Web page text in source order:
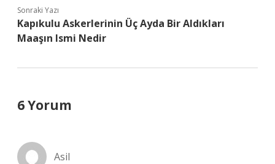
Sonraki Yazı
Kapıkulu Askerlerinin Üç Ayda Bir Aldıkları
Maaşın Ismi Nedir
6 Yorum
Asil